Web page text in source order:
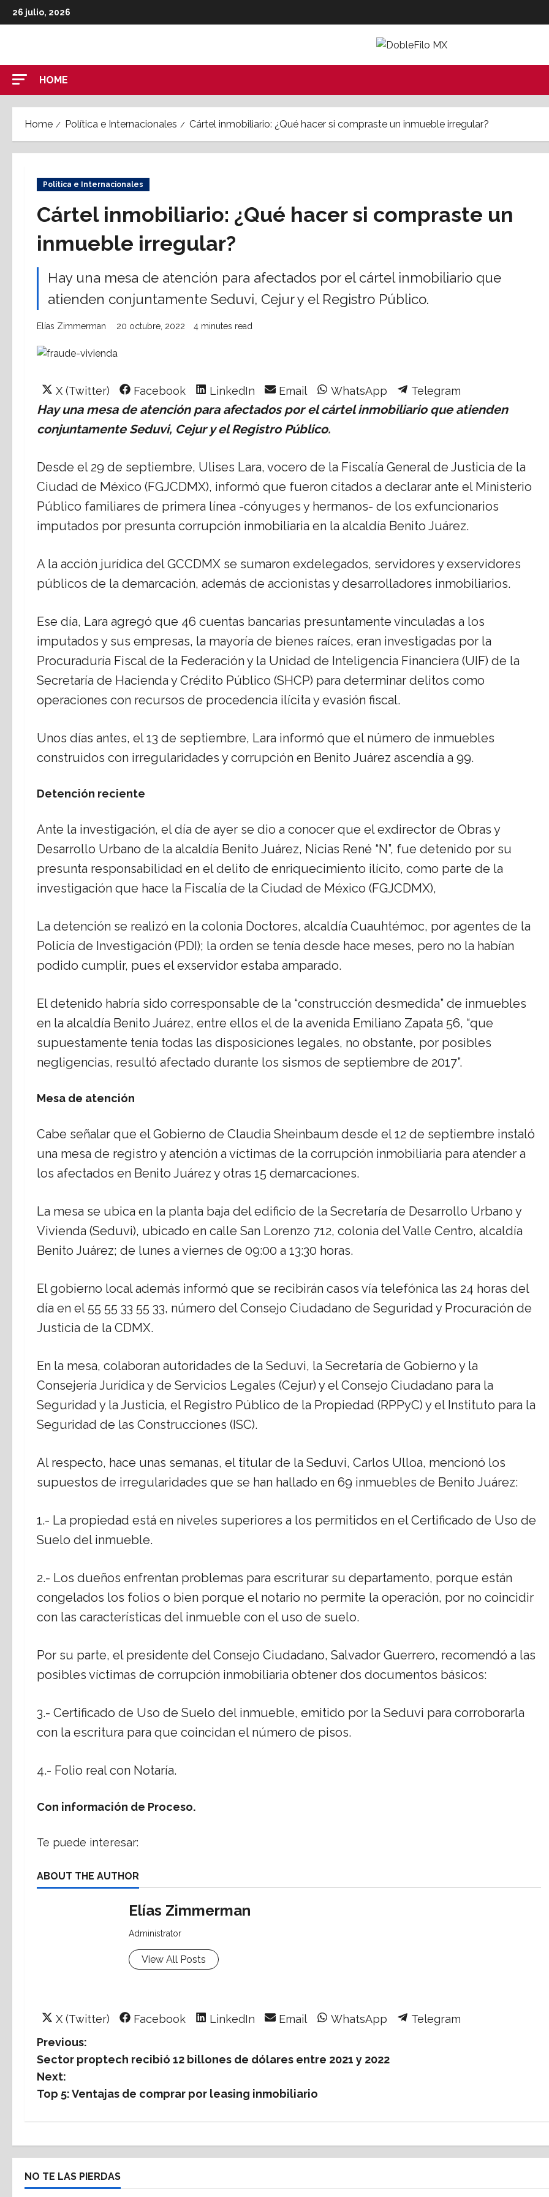
Skip
to
26 julio, 2026
HOME
Home Política e Internacionales Cártel inmobiliario: ¿Qué hacer si compraste un inmueble irregular?
Política e Internacionales
Cártel inmobiliario: ¿Qué hacer si compraste un
inmueble irregular?
Hay una mesa de atención para afectados por el cártel inmobiliario que
atienden conjuntamente Seduvi, Cejur y el Registro Público.
Elías Zimmerman 20 octubre, 2022 4 minutes read
Share
on
X (Twitter)
Share
on
Facebook
Share
on
LinkedIn
Share
on
Email
Share
on
WhatsApp
Share
on
Telegram
Hay una mesa de atención para afectados por el cártel inmobiliario que atienden
conjuntamente Seduvi, Cejur y el Registro Público.
Desde el 29 de septiembre, Ulises Lara, vocero de la Fiscalía General de Justicia de la
Ciudad de México (FGJCDMX), informó que fueron citados a declarar ante el Ministerio
Público familiares de primera línea -cónyuges y hermanos- de los exfuncionarios
imputados por presunta corrupción inmobiliaria en la alcaldía Benito Juárez.
A la acción jurídica del GCCDMX se sumaron exdelegados, servidores y exservidores
públicos de la demarcación, además de accionistas y desarrolladores inmobiliarios.
Ese día, Lara agregó que 46 cuentas bancarias presuntamente vinculadas a los
imputados y sus empresas, la mayoría de bienes raíces, eran investigadas por la
Procuraduría Fiscal de la Federación y la Unidad de Inteligencia Financiera (UIF) de la
Secretaría de Hacienda y Crédito Público (SHCP) para determinar delitos como
operaciones con recursos de procedencia ilícita y evasión fiscal.
Unos días antes, el 13 de septiembre, Lara informó que el número de inmuebles
construidos con irregularidades y corrupción en Benito Juárez ascendía a 99.
Detención reciente
Ante la investigación, el día de ayer se dio a conocer que el exdirector de Obras y
Desarrollo Urbano de la alcaldía Benito Juárez, Nicias René “N”, fue detenido por su
presunta responsabilidad en el delito de enriquecimiento ilícito, como parte de la
investigación que hace la Fiscalía de la Ciudad de México (FGJCDMX),
La detención se realizó en la colonia Doctores, alcaldía Cuauhtémoc, por agentes de la
Policía de Investigación (PDI); la orden se tenía desde hace meses, pero no la habían
podido cumplir, pues el exservidor estaba amparado.
El detenido habría sido corresponsable de la “construcción desmedida” de inmuebles
en la alcaldía Benito Juárez, entre ellos el de la avenida Emiliano Zapata 56, “que
supuestamente tenía todas las disposiciones legales, no obstante, por posibles
negligencias, resultó afectado durante los sismos de septiembre de 2017”.
Mesa de atención
Cabe señalar que el Gobierno de Claudia Sheinbaum desde el 12 de septiembre instaló
una mesa de registro y atención a víctimas de la corrupción inmobiliaria para atender a
los afectados en Benito Juárez y otras 15 demarcaciones.
La mesa se ubica en la planta baja del edificio de la Secretaría de Desarrollo Urbano y
Vivienda (Seduvi), ubicado en calle San Lorenzo 712, colonia del Valle Centro, alcaldía
Benito Juárez; de lunes a viernes de 09:00 a 13:30 horas.
El gobierno local además informó que se recibirán casos vía telefónica las 24 horas del
día en el 55 55 33 55 33, número del Consejo Ciudadano de Seguridad y Procuración de
Justicia de la CDMX.
En la mesa, colaboran autoridades de la Seduvi, la Secretaría de Gobierno y la
Consejería Jurídica y de Servicios Legales (Cejur) y el Consejo Ciudadano para la
Seguridad y la Justicia, el Registro Público de la Propiedad (RPPyC) y el Instituto para la
Seguridad de las Construcciones (ISC).
Al respecto, hace unas semanas, el titular de la Seduvi, Carlos Ulloa, mencionó los
supuestos de irregularidades que se han hallado en 69 inmuebles de Benito Juárez:
1.- La propiedad está en niveles superiores a los permitidos en el Certificado de Uso de
Suelo del inmueble.
2.- Los dueños enfrentan problemas para escriturar su departamento, porque están
congelados los folios o bien porque el notario no permite la operación, por no coincidir
con las características del inmueble con el uso de suelo.
Por su parte, el presidente del Consejo Ciudadano, Salvador Guerrero, recomendó a las
posibles víctimas de corrupción inmobiliaria obtener dos documentos básicos:
3.- Certificado de Uso de Suelo del inmueble, emitido por la Seduvi para corroborarla
con la escritura para que coincidan el número de pisos.
4.- Folio real con Notaría.
Con información de Proceso.
Te puede interesar:
ABOUT THE AUTHOR
Elías Zimmerman
Administrator
View All Posts
Share
on
X (Twitter)
Share
Facebook
Share
LinkedIn
Share
Email
Share
WhatsApp
Share
Telegram
P
o
s
n
a
Previous:
Sector proptech recibió 12 billones de dólares entre 2021 y 2022
Next:
Top 5: Ventajas de comprar por leasing inmobiliario
NO TE LAS PIERDAS